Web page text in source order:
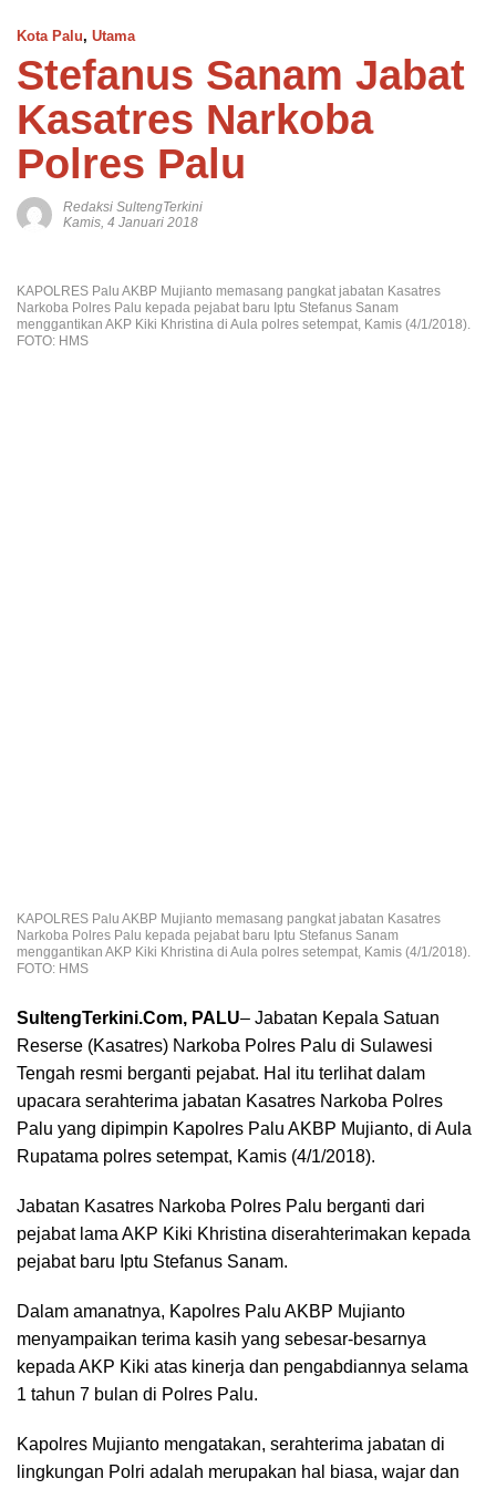
Kota Palu, Utama
Stefanus Sanam Jabat
Kasatres Narkoba
Polres Palu
Redaksi SultengTerkini
Kamis, 4 Januari 2018
KAPOLRES Palu AKBP Mujianto memasang pangkat jabatan Kasatres
Narkoba Polres Palu kepada pejabat baru Iptu Stefanus Sanam
menggantikan AKP Kiki Khristina di Aula polres setempat, Kamis (4/1/2018).
FOTO: HMS
KAPOLRES Palu AKBP Mujianto memasang pangkat jabatan Kasatres
Narkoba Polres Palu kepada pejabat baru Iptu Stefanus Sanam
menggantikan AKP Kiki Khristina di Aula polres setempat, Kamis (4/1/2018).
FOTO: HMS
SultengTerkini.Com, PALU– Jabatan Kepala Satuan
Reserse (Kasatres) Narkoba Polres Palu di Sulawesi
Tengah resmi berganti pejabat. Hal itu terlihat dalam
upacara serahterima jabatan Kasatres Narkoba Polres
Palu yang dipimpin Kapolres Palu AKBP Mujianto, di Aula
Rupatama polres setempat, Kamis (4/1/2018).
Jabatan Kasatres Narkoba Polres Palu berganti dari
pejabat lama AKP Kiki Khristina diserahterimakan kepada
pejabat baru Iptu Stefanus Sanam.
Dalam amanatnya, Kapolres Palu AKBP Mujianto
menyampaikan terima kasih yang sebesar-besarnya
kepada AKP Kiki atas kinerja dan pengabdiannya selama
1 tahun 7 bulan di Polres Palu.
Kapolres Mujianto mengatakan, serahterima jabatan di
lingkungan Polri adalah merupakan hal biasa, wajar dan